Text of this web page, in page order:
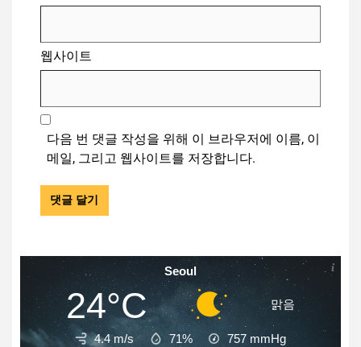
웹사이트
다음 번 댓글 작성을 위해 이 브라우저에 이름, 이
메일, 그리고 웹사이트를 저장합니다.
Seoul
24°C 맑음
4.4 m/s 71% 757 mmHg